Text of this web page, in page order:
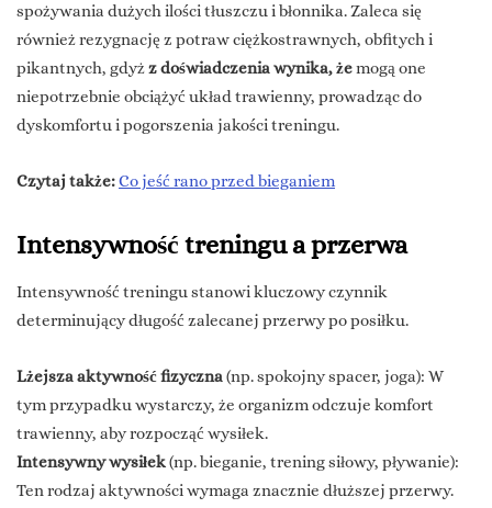
spożywania dużych ilości tłuszczu i błonnika. Zaleca się
również rezygnację z potraw ciężkostrawnych, obfitych i
pikantnych, gdyżz doświadczenia wynika, żemogą one
niepotrzebnie obciążyć układ trawienny, prowadząc do
dyskomfortu i pogorszenia jakości treningu.
Czytaj także:Co jeść rano przed bieganiem
Intensywność treningu a przerwa
Intensywność treningu stanowi kluczowy czynnik
determinujący długość zalecanej przerwy po posiłku.
Lżejsza aktywność fizyczna(np. spokojny spacer, joga): W
tym przypadku wystarczy, że organizm odczuje komfort
trawienny, aby rozpocząć wysiłek.
Intensywny wysiłek(np. bieganie, trening siłowy, pływanie):
Ten rodzaj aktywności wymaga znacznie dłuższej przerwy.